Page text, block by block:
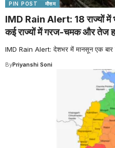
PIN POST मौसम
IMD Rain Alert: 18 राज्यों में
कई राज्यों में गरज-चमक और तेज
IMD Rain Alert: देशभर में मानसून एक बार
ByPriyanshi Soni